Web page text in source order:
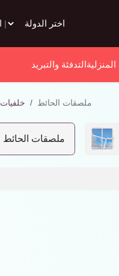
|
التدفئة والتبريد
خلفيات
ملصقات الحائط
ملصقات الحائط